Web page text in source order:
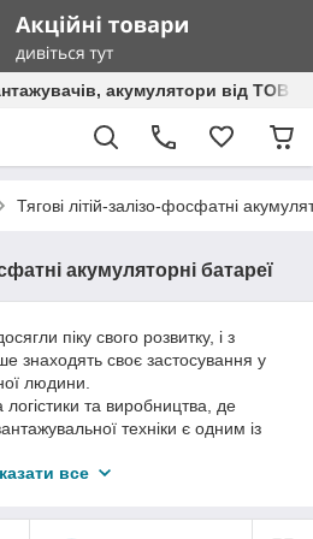
акумулятори від ТОВ
Тягові літій-залізо-фосфатні
акумуляторні батареї
піку свого розвитку, і з
знаходять своє застосування у
людини.
та виробництва, де
техніки є одним із
галузі, дослідженням та
акумуляторних батарей
все